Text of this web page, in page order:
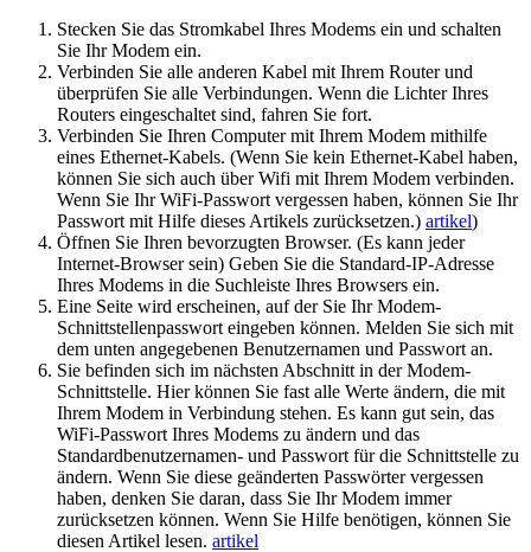
Stecken Sie das Stromkabel Ihres Modems ein und schalten
Sie Ihr Modem ein.
Verbinden Sie alle anderen Kabel mit Ihrem Router und
überprüfen Sie alle Verbindungen. Wenn die Lichter Ihres
Routers eingeschaltet sind, fahren Sie fort.
Verbinden Sie Ihren Computer mit Ihrem Modem mithilfe
eines Ethernet-Kabels. (Wenn Sie kein Ethernet-Kabel haben,
können Sie sich auch über Wifi mit Ihrem Modem verbinden.
Wenn Sie Ihr WiFi-Passwort vergessen haben, können Sie Ihr
Passwort mit Hilfe dieses Artikels zurücksetzen.) artikel)
Öffnen Sie Ihren bevorzugten Browser. (Es kann jeder
Internet-Browser sein) Geben Sie die Standard-IP-Adresse
Ihres Modems in die Suchleiste Ihres Browsers ein.
Eine Seite wird erscheinen, auf der Sie Ihr Modem-
Schnittstellenpasswort eingeben können. Melden Sie sich mit
dem unten angegebenen Benutzernamen und Passwort an.
Sie befinden sich im nächsten Abschnitt in der Modem-
Schnittstelle. Hier können Sie fast alle Werte ändern, die mit
Ihrem Modem in Verbindung stehen. Es kann gut sein, das
WiFi-Passwort Ihres Modems zu ändern und das
Standardbenutzernamen- und Passwort für die Schnittstelle zu
ändern. Wenn Sie diese geänderten Passwörter vergessen
haben, denken Sie daran, dass Sie Ihr Modem immer
zurücksetzen können. Wenn Sie Hilfe benötigen, können Sie
diesen Artikel lesen. artikel